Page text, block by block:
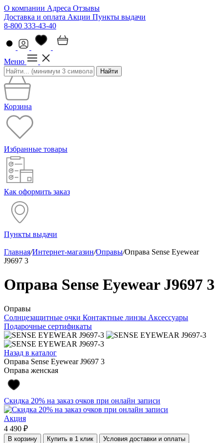
О компании Адреса Отзывы
Доставка и оплата Акции Пункты выдачи
8-800 333-43-40
Меню
Найти
Корзина
Избранные товары
Как оформить заказ
Пункты выдачи
Главная/Интернет-магазин/Оправы/Оправа Sense Eyewear
J9697 3
Оправа Sense Eyewear J9697 3
Оправы
Солнцезащитные очки Контактные линзы Аксессуары
Подарочные сертификаты
Назад в каталог
Оправа Sense Eyewear J9697 3
Оправа женская
Скидка 20% на заказ очков при онлайн записи
Акция
4 490 ₽
В корзину Купить в 1 клик Условия доставки и оплаты